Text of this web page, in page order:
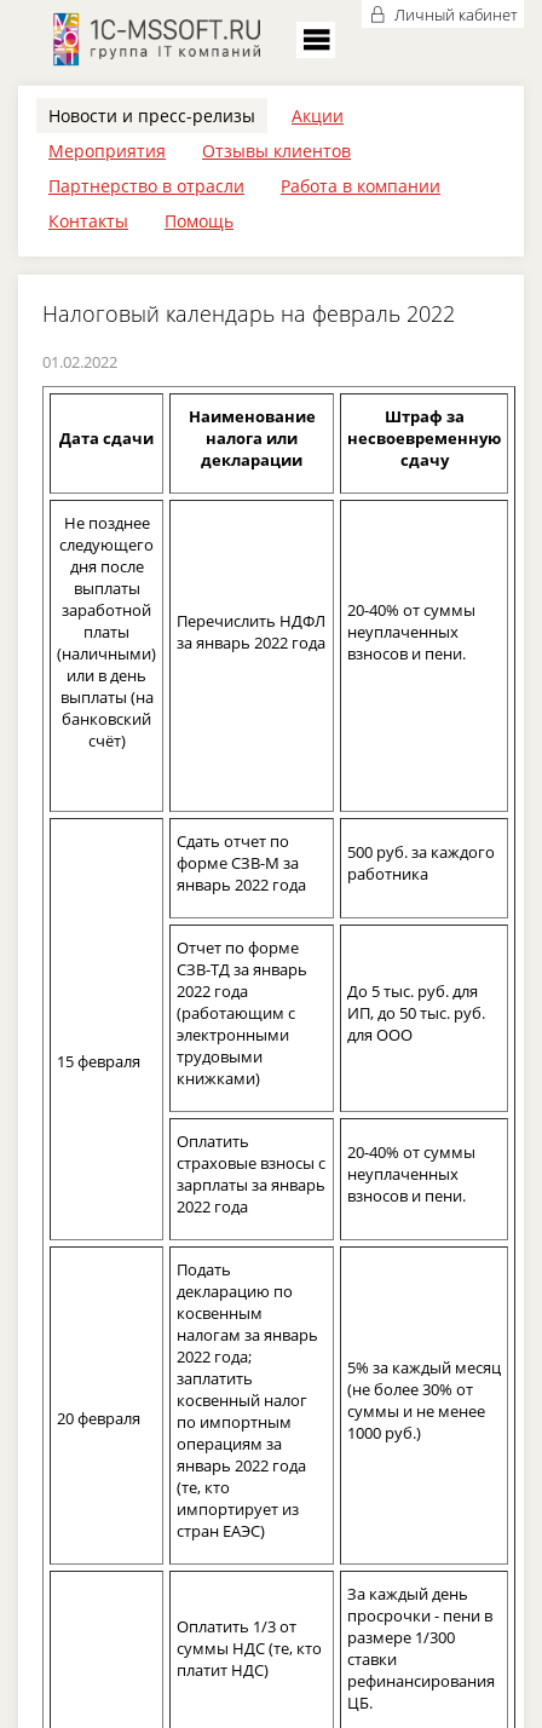
Личный кабинет
Новости и пресс-релизы
Акции
Мероприятия
Отзывы клиентов
Партнерство в отрасли
Работа в компании
Контакты
Помощь
Налоговый календарь на февраль 2022
01.02.2022
Дата сдачи
Наименование
налога или
декларации
Штраф за
несвоевременную
сдачу
Не позднее
следующего
дня после
выплаты
заработной
платы
(наличными)
или в день
выплаты (на
банковский
счёт)
Перечислить НДФЛ
за январь 2022 года
20-40% от суммы
неуплаченных
взносов и пени.
15 февраля
Сдать отчет по
форме СЗВ-М за
январь 2022 года
500 руб. за каждого
работника
Отчет по форме
СЗВ-ТД за январь
2022 года
(работающим с
электронными
трудовыми
книжками)
До 5 тыс. руб. для
ИП, до 50 тыс. руб.
для ООО
Оплатить
страховые взносы с
зарплаты за январь
2022 года
20-40% от суммы
неуплаченных
взносов и пени.
20 февраля
Подать
декларацию по
косвенным
налогам за январь
2022 года;
заплатить
косвенный налог
по импортным
операциям за
январь 2022 года
(те, кто
импортирует из
стран ЕАЭС)
5% за каждый месяц
(не более 30% от
суммы и не менее
1000 руб.)
Оплатить 1/3 от
суммы НДС (те, кто
платит НДС)
За каждый день
просрочки - пени в
размере 1/300
ставки
рефинансирования
ЦБ.